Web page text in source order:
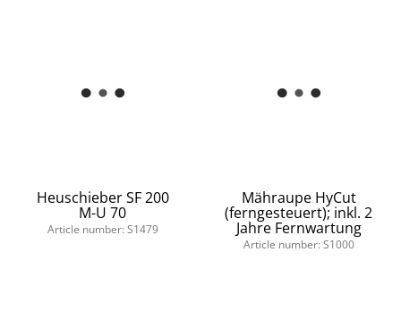
Heuschieber SF 200
M-U 70
Article number: S1479
Mähraupe HyCut
(ferngesteuert); inkl. 2
Jahre Fernwartung
Article number: S1000